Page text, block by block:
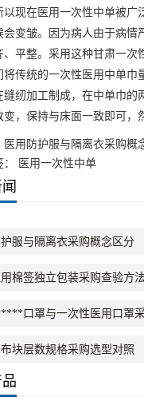
以现在医用一次性中单被广
会变皱。因为病人由于病
、平整。采用这种甘肃一次
将传统的一次性医用中单巾
缝纫加工制成，在中单巾的
变，保持与床面一致即可，
医用防护服与隔离衣采购概
： 医用一次性中单
护服与隔离衣采购概念区分
棉签独立包装采购查验方
口罩与一次性医用口罩
布块层数规格采购选型对照